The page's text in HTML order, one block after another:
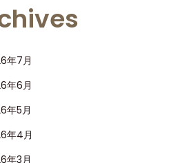
年7月
年6月
年5月
年4月
年3月